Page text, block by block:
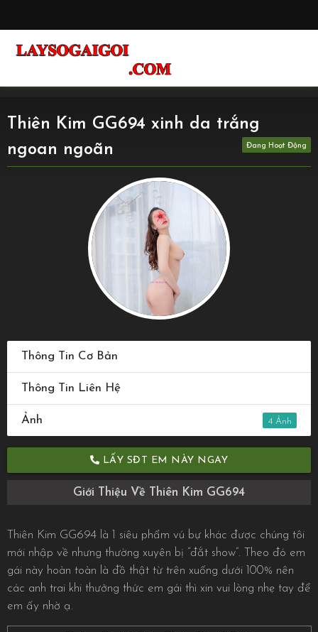
Thiên Kim GG694 xinh da trắng
ngoan ngoãn
Thông Tin Cơ Bản
Thông Tin Liên Hệ
4
Ảnh
LẤY SĐT EM NÀY NGAY
Giới Thiệu Về Thiên Kim GG694
Thiên Kim GG694 là 1 siêu phẩm vú bự khác được chúng tôi
mới nhập về nhưng thường xuyên bị “đắt show”. Theo đó em
gái này hoàn toàn là đồ thật từ trên xuống dưới 100% nên
các anh trai khi thưởng thức em gái thì xin vui lòng nhẹ tay để
em ấy nhờ ạ.